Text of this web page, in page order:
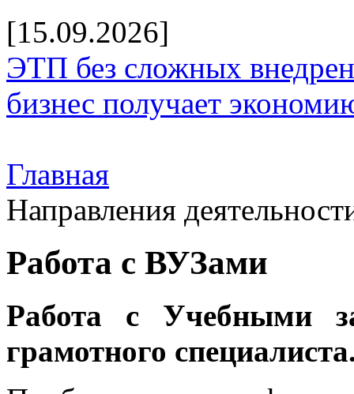
[15.09.2026]
ЭТП без сложных
бизнес получает
Главная
Направления
Работа с ВУЗами
Работа с Учебными
грамотного